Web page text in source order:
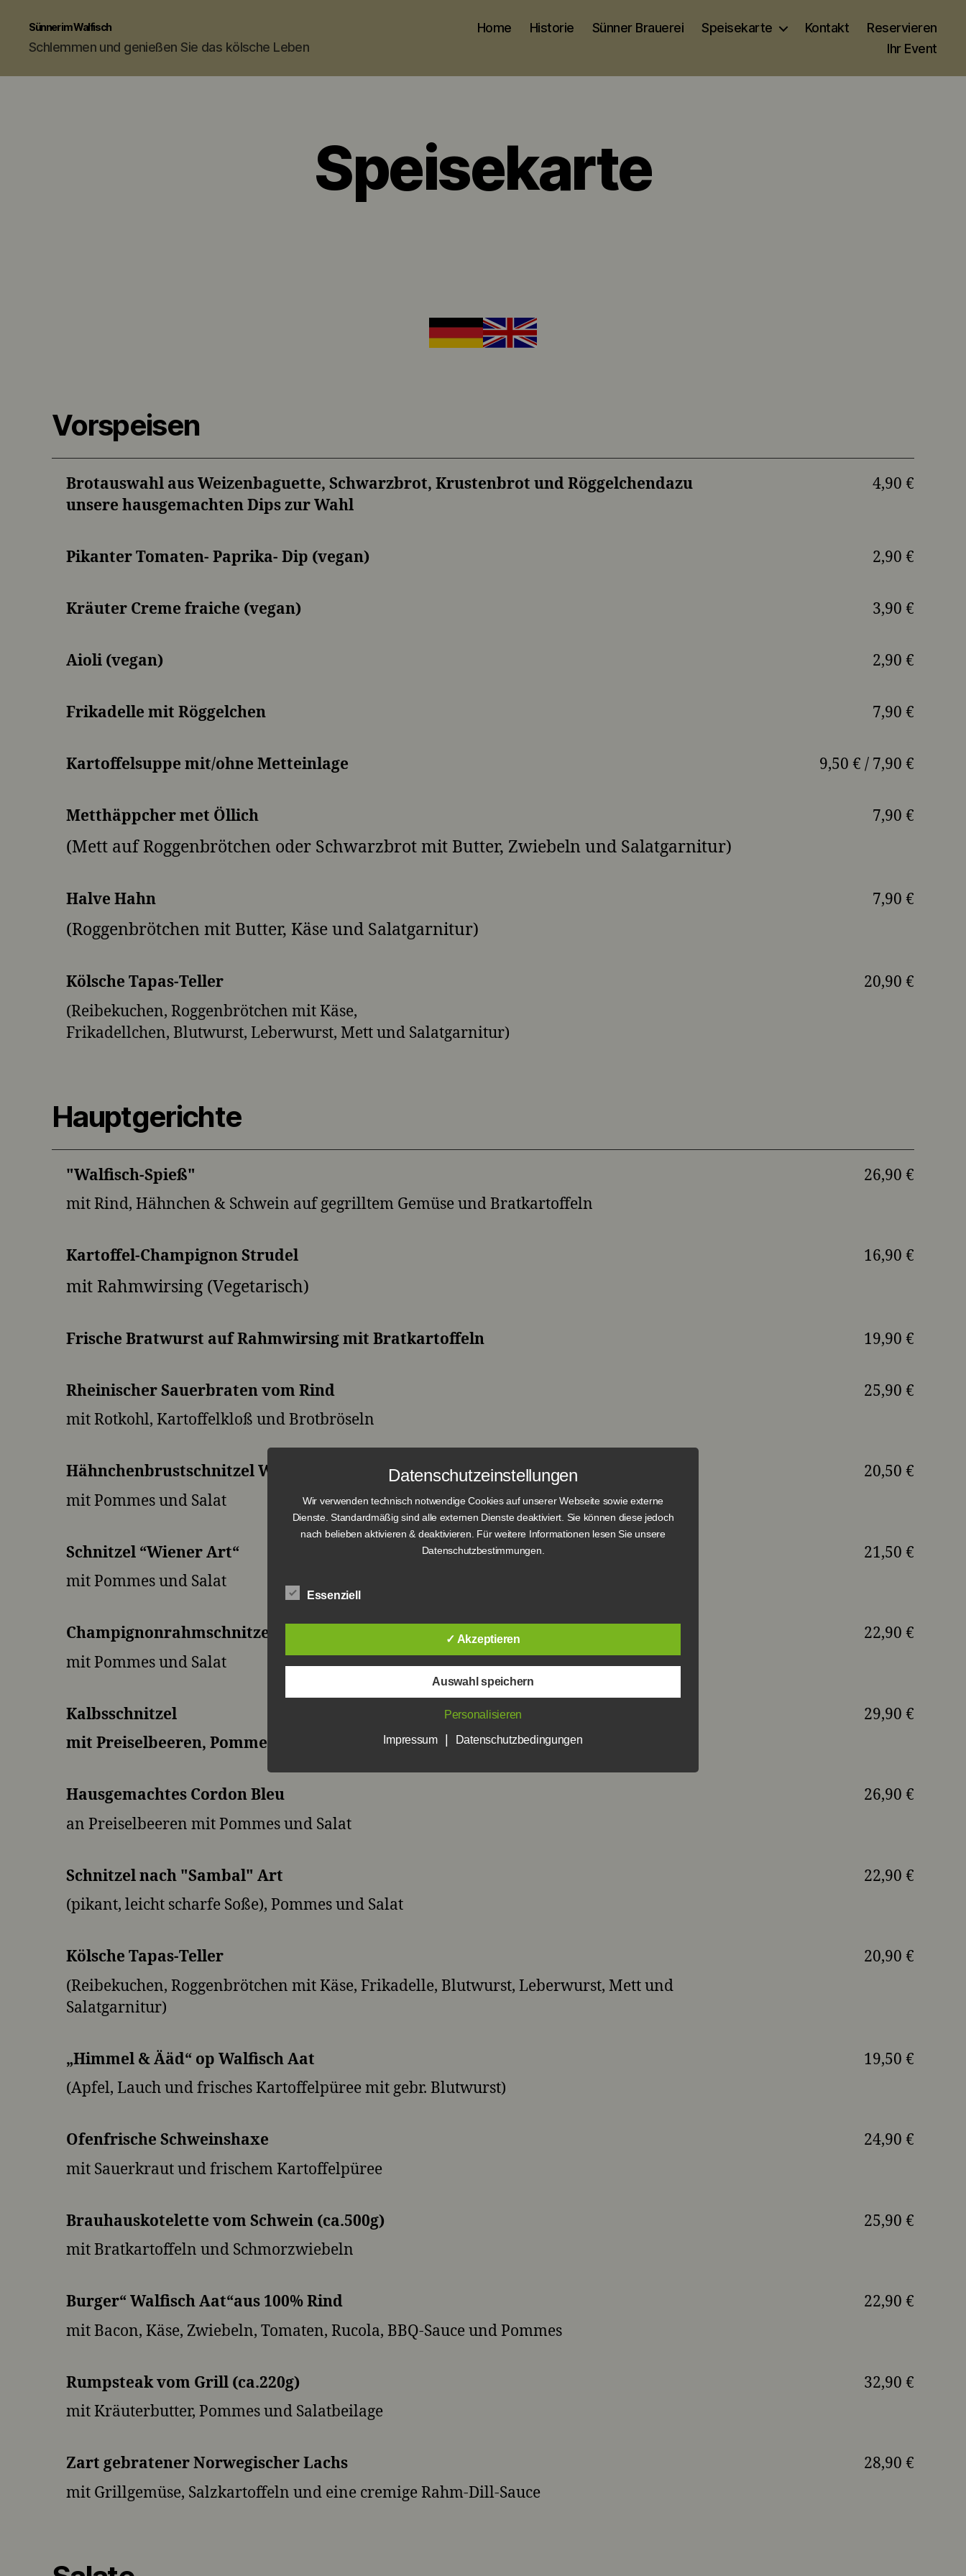
Sünner im Walfisch
Schlemmen und genießen Sie das kölsche Leben
Home Historie Sünner Brauerei Speisekarte Kontakt
Reservieren
Ihr Event
Speisekarte
Vorspeisen
Brotauswahl aus Weizenbaguette, Schwarzbrot, Krustenbrot und Röggelchendazu
unsere hausgemachten Dips zur Wahl
4,90 €
Pikanter Tomaten- Paprika- Dip (vegan) 2,90 €
Kräuter Creme fraiche (vegan) 3,90 €
Aioli (vegan) 2,90 €
Frikadelle mit Röggelchen 7,90 €
Kartoffelsuppe mit/ohne Metteinlage 9,50 € / 7,90 €
Metthäppcher met Öllich 7,90 €
(Mett auf Roggenbrötchen oder Schwarzbrot mit Butter, Zwiebeln und Salatgarnitur)
Halve Hahn 7,90 €
(Roggenbrötchen mit Butter, Käse und Salatgarnitur)
Kölsche Tapas-Teller
20,90 €
(Reibekuchen, Roggenbrötchen mit Käse,
Frikadellchen, Blutwurst, Leberwurst, Mett und Salatgarnitur)
Hauptgerichte
"Walfisch-Spieß"
26,90 €
mit Rind, Hähnchen & Schwein auf gegrilltem Gemüse und Bratkartoffeln
Kartoffel-Champignon Strudel 16,90 €
mit Rahmwirsing (Vegetarisch)
Frische Bratwurst auf Rahmwirsing mit Bratkartoffeln 19,90 €
Rheinischer Sauerbraten vom Rind
25,90 €
mit Rotkohl, Kartoffelkloß und Brotbröseln
Hähnchenbrustschnitzel Wiener Art
20,50 €
mit Pommes und Salat
Schnitzel “Wiener Art“
21,50 €
mit Pommes und Salat
Champignonrahmschnitzel
22,90 €
mit Pommes und Salat
Kalbsschnitzel
29,90 €
mit Preiselbeeren, Pommes und Salat
Hausgemachtes Cordon Bleu
26,90 €
an Preiselbeeren mit Pommes und Salat
Schnitzel nach "Sambal" Art
22,90 €
(pikant, leicht scharfe Soße), Pommes und Salat
Kölsche Tapas-Teller
20,90 €
(Reibekuchen, Roggenbrötchen mit Käse, Frikadelle, Blutwurst, Leberwurst, Mett und
Salatgarnitur)
„Himmel & Ääd“ op Walfisch Aat
19,50 €
(Apfel, Lauch und frisches Kartoffelpüree mit gebr. Blutwurst)
Ofenfrische Schweinshaxe
24,90 €
mit Sauerkraut und frischem Kartoffelpüree
Brauhauskotelette vom Schwein (ca.500g)
25,90 €
mit Bratkartoffeln und Schmorzwiebeln
Burger“ Walfisch Aat“aus 100% Rind
22,90 €
mit Bacon, Käse, Zwiebeln, Tomaten, Rucola, BBQ-Sauce und Pommes
Rumpsteak vom Grill (ca.220g)
32,90 €
mit Kräuterbutter, Pommes und Salatbeilage
Zart gebratener Norwegischer Lachs
28,90 €
mit Grillgemüse, Salzkartoffeln und eine cremige Rahm-Dill-Sauce
Datenschutzeinstellungen
Wir verwenden technisch notwendige Cookies auf unserer Webseite sowie externe
Dienste. Standardmäßig sind alle externen Dienste deaktiviert. Sie können diese jedoch
nach belieben aktivieren & deaktivieren. Für weitere Informationen lesen Sie unsere
Datenschutzbestimmungen.
Essenziell
✓ Akzeptieren
Auswahl speichern
Personalisieren
Impressum Datenschutzbedingungen